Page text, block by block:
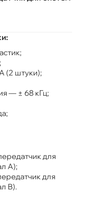
(2 штуки);
— ± 68 кГц;
для
А);
для
В).